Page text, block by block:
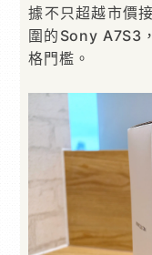
據不只超越市價
圍的Sony A7S3
格門檻。